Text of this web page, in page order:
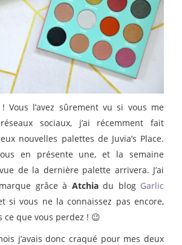
Vous l’avez sûrement vu si vous me
sociaux, j’ai récemment fait
nouvelles palettes de Juvia’s Place.
en présente une, et la semaine
de la dernière palette arrivera. J’ai
grâce à Atchiadu blog Garlic
si vous ne la connaissez pas encore,
ce que vous perdez ! 😉
j’avais donc craqué pour mes deux